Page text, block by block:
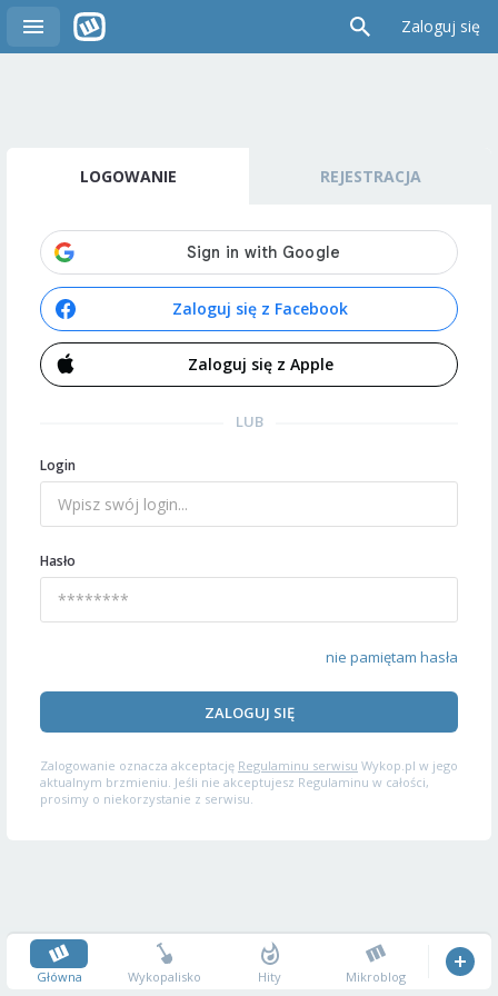
Zaloguj się
LOGOWANIE REJESTRACJA
Zaloguj się z Facebook
Zaloguj się z Apple
LUB
Login
Hasło
nie pamiętam hasła
ZALOGUJ SIĘ
Zalogowanie oznacza akceptację Regulaminu serwisu Wykop.pl w jego
aktualnym brzmieniu. Jeśli nie akceptujesz Regulaminu w całości,
prosimy o niekorzystanie z serwisu.
Główna Wykopalisko Hity Mikroblog